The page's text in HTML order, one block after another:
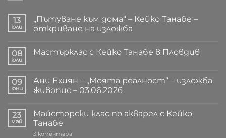
13
юли
„Пътуване към дома“ – Кейко Танабе –
откриване на изложба
за
„Пътуване
–
Кейко
Танабе
на
изложба
08
юли
Мастърклас с Кейко Танабе в Пловдив
Мастърклас
с
Кейко
Пловдив
09
юни
Ани Ехиян – „Моята реалност“ – изложба
живопис – 03.06.2026
за
Ани
Ехиян
–
23
май
Майсторски клас по акварел с Кейко
Танабе
3 коментараза